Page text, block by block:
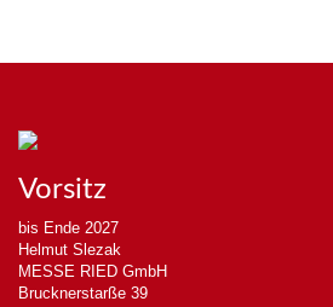
Vorsitz
bis Ende 2027
Helmut Slezak
MESSE RIED GmbH
Brucknerstarße 39